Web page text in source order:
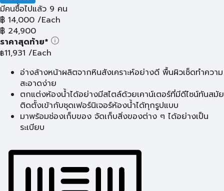
มีคนซื้อไปแล้ว 9 คน
฿ 14,000 /Each
฿ 24,900
ราคาสุดท้าย*
฿11,931 /Each
อ่างล้างหน้าผลิตจากหินสังเคราะห์อย่างดี พื้นผิวเช็ดทำความ
สะอาดง่าย
ตกแต่งห้องน้ำได้อย่างมีสไตล์ด้วยเคาน์เตอร์ที่มีดีไซน์ทันสมัย
ติดตั้งเข้ากับชุดเฟอร์นิเจอร์ห้องน้ำได้ทุกรูปแบบ
มาพร้อมช่องเก็บของ จัดเก็บสิ่งของต่าง ๆ ได้อย่างเป็น
ระเบียบ